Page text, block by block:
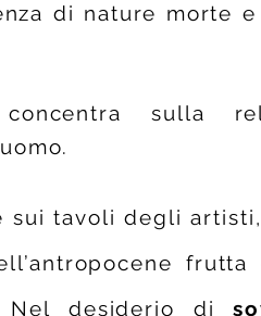
di nature morte
sulla
sui tavoli degli
Nel desiderio di